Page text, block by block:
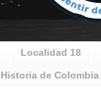
Localidad 18
Historia de Colombia